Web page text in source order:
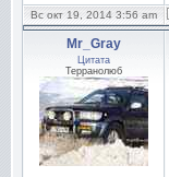
Вс окт 19, 2014 3:56 am
Mr_Gray
Цитата
Терранолюб